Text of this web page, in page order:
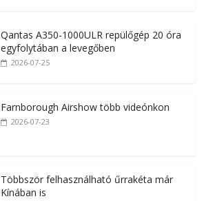
Qantas A350-1000ULR repülőgép 20 óra
egyfolytában a levegőben
2026-07-25
Farnborough Airshow több videónkon
2026-07-23
Többször felhasználható űrrakéta már
Kínában is